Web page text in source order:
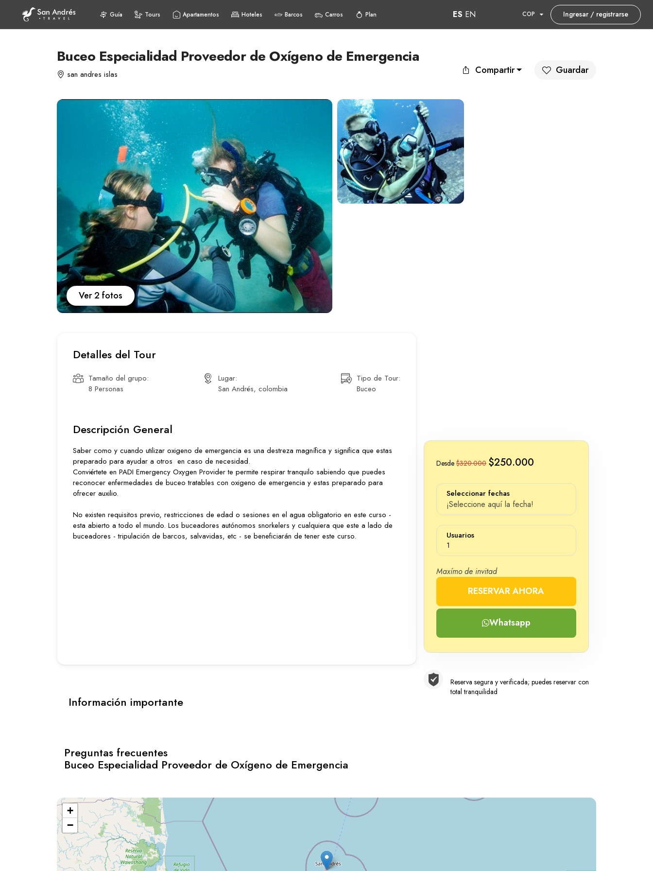
Guía Tours Apartamentos Hoteles Barcos Carros Plan ES EN COP Ingresar / registrarse
Buceo Especialidad Proveedor de Oxígeno de Emergencia
san andres islas Compartir Guardar
Ver 2 fotos
Detalles del Tour
Tamaño del grupo:
8 Personas
Lugar:
San Andrés, colombia
Tipo de Tour:
Buceo
Descripción General
Saber como y cuando utilizar oxigeno de emergencia es una destreza magnífica y significa que estas
preparado para ayudar a otros en caso de necesidad.
Conviértete en PADI Emergency Oxygen Provider te permite respirar tranquilo sabiendo que puedes
reconocer enfermedades de buceo tratables con oxigeno de emergencia y estas preparado para
ofrecer auxilio.
No existen requisitos previo, restricciones de edad o sesiones en el agua obligatorio en este curso -
esta abierto a todo el mundo. Los buceadores autónomos snorkelers y cualquiera que este a lado de
buceadores - tripulación de barcos, salvavidas, etc - se beneficiarán de tener este curso.
Desde $320.000 $250.000
Seleccionar fechas
¡Seleccione aquí la fecha!
Usuarios
1
Número
Maxímo de invitad
RESERVAR AHORA
Whatsapp
Reserva segura y verificada; puedes reservar con
total tranquilidad
Información importante
Preguntas frecuentes
Buceo Especialidad Proveedor de Oxígeno de Emergencia
+
−